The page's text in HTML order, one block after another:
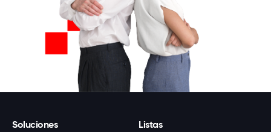
Soluciones Listas